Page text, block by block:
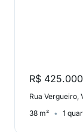
R$ 425.000
Rua Vergueiro,
38 m²
1